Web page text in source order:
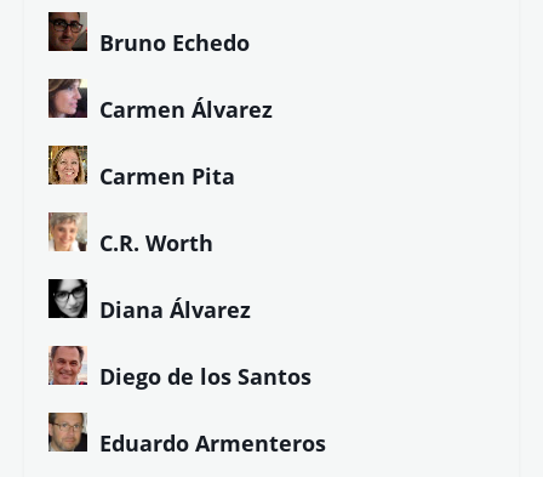
Bruno Echedo
Carmen Álvarez
Carmen Pita
C.R. Worth
Diana Álvarez
Diego de los Santos
Eduardo Armenteros